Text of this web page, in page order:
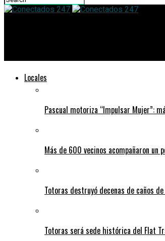
Locales
Pascual motoriza “Impulsar Mujer”:
Más de 600 vecinos acompañaron
Totoras destruyó decenas de caños
Totoras será sede histórica del Flat